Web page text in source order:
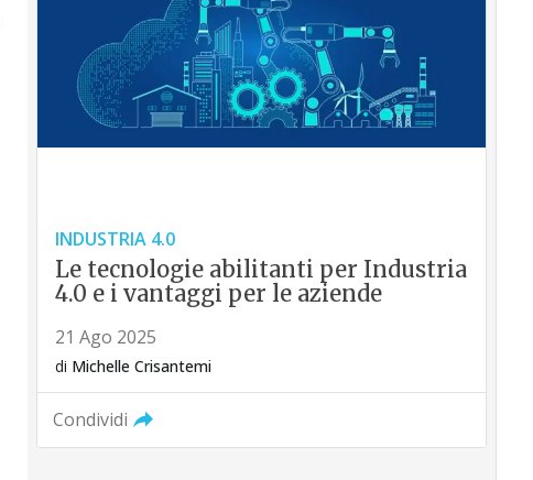
INDUSTRIA 4.0
Le tecnologie abilitanti per Industria
4.0 e i vantaggi per le aziende
21 Ago 2025
di Michelle Crisantemi
Condividi